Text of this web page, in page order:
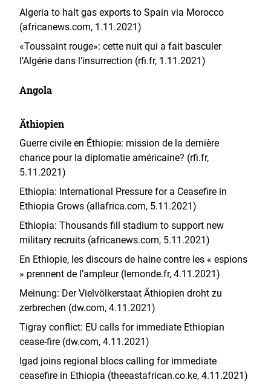
Algeria to halt gas exports to Spain via Morocco
(africanews.com, 1.11.2021)
«Toussaint rouge»: cette nuit qui a fait basculer
l’Algérie dans l’insurrection (rfi.fr, 1.11.2021)
Angola
Äthiopien
Guerre civile en Éthiopie: mission de la dernière
chance pour la diplomatie américaine? (rfi.fr,
5.11.2021)
Ethiopia: International Pressure for a Ceasefire in
Ethiopia Grows (allafrica.com, 5.11.2021)
Ethiopia: Thousands fill stadium to support new
military recruits (africanews.com, 5.11.2021)
En Ethiopie, les discours de haine contre les « espions
» prennent de l’ampleur (lemonde.fr, 4.11.2021)
Meinung: Der Vielvölkerstaat Äthiopien droht zu
zerbrechen (dw.com, 4.11.2021)
Tigray conflict: EU calls for immediate Ethiopian
cease-fire (dw.com, 4.11.2021)
Igad joins regional blocs calling for immediate
ceasefire in Ethiopia (theeastafrican.co.ke, 4.11.2021)